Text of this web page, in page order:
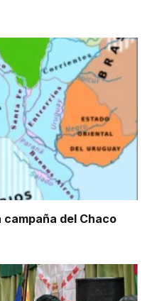
del Chaco